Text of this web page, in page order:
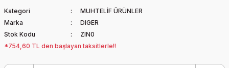
Kategori
MUHTELİF ÜRÜNLER
Marka
DIGER
Stok Kodu
ZIN0
*754,60 TL den başlayan taksitlerle!!